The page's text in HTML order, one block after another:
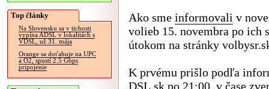
Top články
Na Slovensku sa v tichosti
vypína ADSL v lokalitách s
VDSL, už 31. mája
Orange sa doťahuje na UPC
a O2, spustí 2.5 Gbps
pripojenie
Ako sme informovali v
volieb 15. novembra po ich
útokom na stránky
K prvému prišlo podľa
DSL.sk po 21:00, v čase